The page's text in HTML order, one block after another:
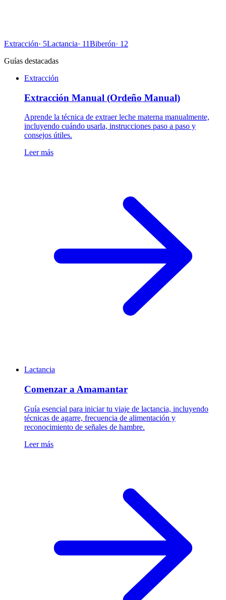
Extracción· 5Lactancia· 11Biberón· 12
Guías destacadas
Extracción
Extracción Manual (Ordeño Manual)
Aprende la técnica de extraer leche materna manualmente,
incluyendo cuándo usarla, instrucciones paso a paso y
consejos útiles.
Leer más
Lactancia
Comenzar a Amamantar
Guía esencial para iniciar tu viaje de lactancia, incluyendo
técnicas de agarre, frecuencia de alimentación y
reconocimiento de señales de hambre.
Leer más